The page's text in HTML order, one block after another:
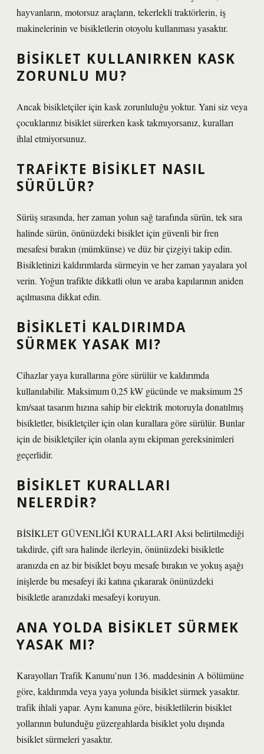
hayvanların, motorsuz araçların, tekerlekli traktörlerin, iş
makinelerinin ve bisikletlerin otoyolu kullanması yasaktır.
BISIKLET KULLANIRKEN KASK
ZORUNLU MU?
Ancak bisikletçiler için kask zorunluluğu yoktur. Yani siz veya
çocuklarınız bisiklet sürerken kask takmıyorsanız, kuralları
ihlal etmiyorsunuz.
TRAFIKTE BISIKLET NASIL
SÜRÜLÜR?
Sürüş sırasında, her zaman yolun sağ tarafında sürün, tek sıra
halinde sürün, önünüzdeki bisiklet için güvenli bir fren
mesafesi bırakın (mümkünse) ve düz bir çizgiyi takip edin.
Bisikletinizi kaldırımlarda sürmeyin ve her zaman yayalara yol
verin. Yoğun trafikte dikkatli olun ve araba kapılarının aniden
açılmasına dikkat edin.
BISIKLETI KALDIRIMDA
SÜRMEK YASAK MI?
Cihazlar yaya kurallarına göre sürülür ve kaldırımda
kullanılabilir. Maksimum 0,25 kW gücünde ve maksimum 25
km/saat tasarım hızına sahip bir elektrik motoruyla donatılmış
bisikletler, bisikletçiler için olan kurallara göre sürülür. Bunlar
için de bisikletçiler için olanla aynı ekipman gereksinimleri
geçerlidir.
BISIKLET KURALLARI
NELERDIR?
BİSİKLET GÜVENLİĞİ KURALLARI Aksi belirtilmediği
takdirde, çift sıra halinde ilerleyin, önünüzdeki bisikletle
aranızda en az bir bisiklet boyu mesafe bırakın ve yokuş aşağı
inişlerde bu mesafeyi iki katına çıkararak önünüzdeki
bisikletle aranızdaki mesafeyi koruyun.
ANA YOLDA BISIKLET SÜRMEK
YASAK MI?
Karayolları Trafik Kanunu’nun 136. maddesinin A bölümüne
göre, kaldırımda veya yaya yolunda bisiklet sürmek yasaktır.
trafik ihlali yapar. Aynı kanuna göre, bisikletlilerin bisiklet
yollarının bulunduğu güzergahlarda bisiklet yolu dışında
bisiklet sürmeleri yasaktır.